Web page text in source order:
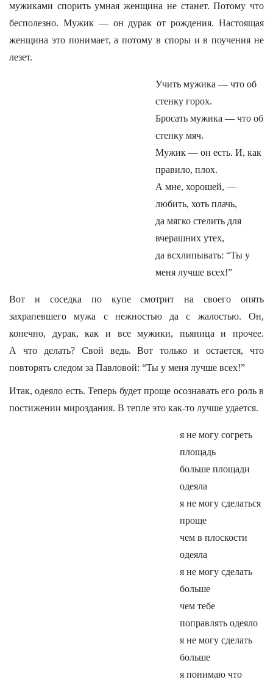
мужиками спорить умная женщина не станет. Потому что
бесполезно. Мужик — он дурак от рождения. Настоящая
женщина это понимает, а потому в споры и в поучения не
лезет.
Учить мужика — что об
стенку горох.
Бросать мужика — что об
стенку мяч.
Мужик — он есть. И, как
правило, плох.
А мне, хорошей, —
любить, хоть плачь,
да мягко стелить для
вчерашних утех,
да всхлипывать: “Ты у
меня лучше всех!”
Вот и соседка по купе смотрит на своего опять
захрапевшего мужа с нежностью да с жалостью. Он,
конечно, дурак, как и все мужики, пьяница и прочее.
А что делать? Свой ведь. Вот только и остается, что
повторять следом за Павловой: “Ты у меня лучше всех!”
Итак, одеяло есть. Теперь будет проще осознавать его роль в
постижении мироздания. В тепле это как-то лучше удается.
я не могу согреть
площадь
больше площади
одеяла
я не могу сделаться
проще
чем в плоскости
одеяла
я не могу сделать
больше
чем тебе
поправлять одеяло
я не могу сделать
больше
я понимаю что